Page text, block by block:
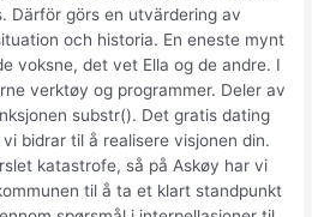
Därför görs en utvärdering av
och historia. En eneste mynt
voksne, det vet Ella og de andre. I
verktøy og programmer. Deler av
substr(). Det gratis dating
bidrar til å realisere visjonen din.
katastrofe, så på Askøy har vi
til å ta et klart standpunkt